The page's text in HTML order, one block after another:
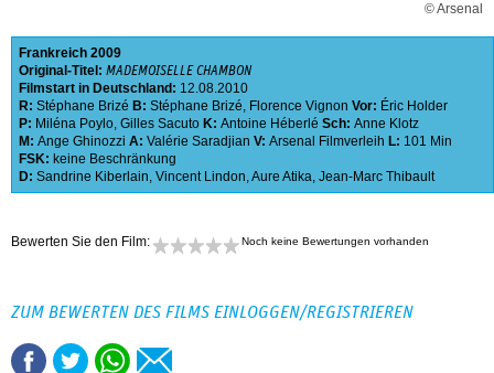
© Arsenal
Frankreich 2009
Original-Titel: MADEMOISELLE CHAMBON
Filmstart in Deutschland: 12.08.2010
R: Stéphane Brizé B: Stéphane Brizé, Florence Vignon Vor: Éric Holder
P: Miléna Poylo, Gilles Sacuto K: Antoine Héberlé Sch: Anne Klotz
M: Ange Ghinozzi A: Valérie Saradjian V: Arsenal Filmverleih L: 101 Min
FSK: keine Beschränkung
D: Sandrine Kiberlain, Vincent Lindon,Aure Atika, Jean-Marc Thibault
Bewerten Sie den Film: Noch keine Bewertungen vorhanden
ZUM BEWERTEN DES FILMS EINLOGGEN/REGISTRIEREN